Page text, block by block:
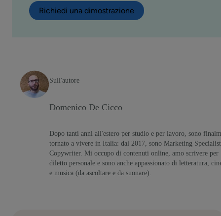
Richiedi una dimostrazione
Sull'autore
Domenico De Cicco
Dopo tanti anni all'estero per studio e per lavoro, sono
tornato a vivere in Italia: dal 2017, sono Marketing
Copywriter. Mi occupo di contenuti online, amo scrivere per
diletto personale e sono anche appassionato di letteratura,
e musica (da ascoltare e da suonare).